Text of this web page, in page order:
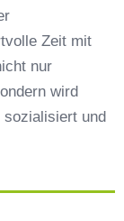
Zeit mit
nur
wird
und